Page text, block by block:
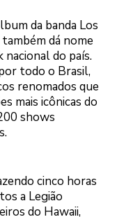
da banda Los
dá nome
do país.
todo o Brasil,
renomados que
mais icônicas do
shows
cinco horas
a Legião
do Hawaii,